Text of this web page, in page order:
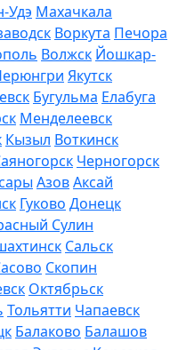
Удэ Махачкала
Воркута Печора
Волжск Йошкар-
Якутск
Бугульма Елабуга
Менделеевск
Кызыл Воткинск
Черногорск
АзовАксай
Гуково Донецк
Сулин
Сальск
Скопин
Октябрьск
Тольятти Чапаевск
Балаково Балашов